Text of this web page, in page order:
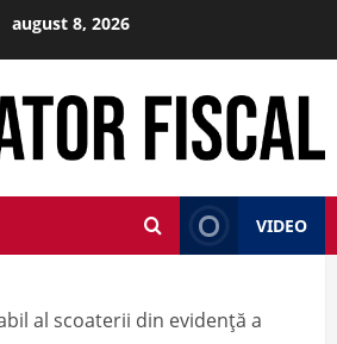
august 8, 2026
VIDEO
al scoaterii din evidență a